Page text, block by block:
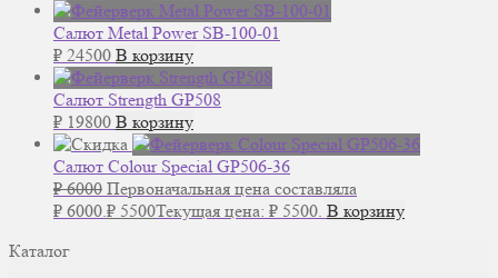
Салют Metal Power SB-100-01
₽ 24500 В корзину
Салют Strength GP508
₽ 19800 В корзину
Салют Colour Special GP506-36
₽6000 Первоначальная цена составляла
₽ 6000. ₽ 5500Текущая цена: ₽ 5500. В корзину
Каталог